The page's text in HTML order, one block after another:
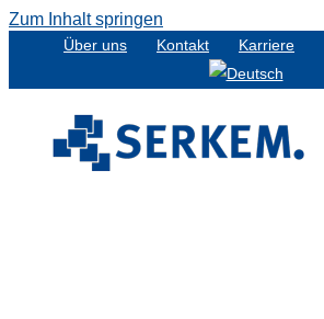
Zum Inhalt springen
Über uns Kontakt Karriere